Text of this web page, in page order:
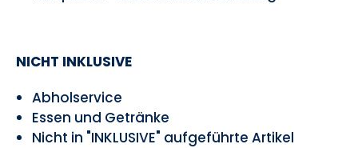
NICHT INKLUSIVE
Abholservice
Essen und Getränke
Nicht in "INKLUSIVE" aufgeführte Artikel